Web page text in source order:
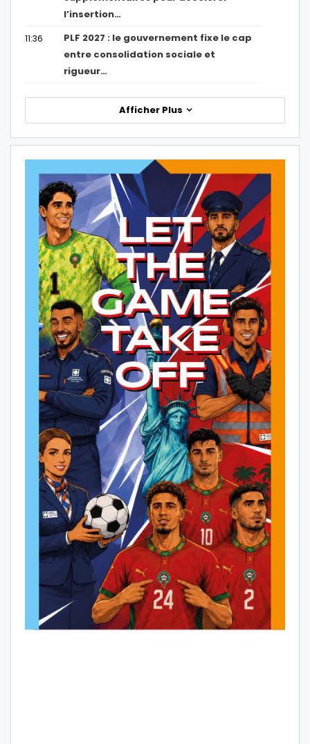
l’insertion…
11:36
PLF 2027 : le gouvernement fixe le cap
entre consolidation sociale et
rigueur…
Afficher Plus